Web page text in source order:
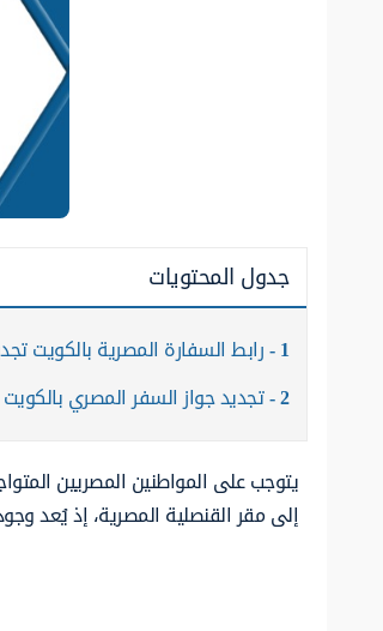
جدول المحتويات
1 رابط السفارة المصرية بالكويت
2 تجديد جواز السفر المصري بالكويت
يتوجب على المواطنين المصريين
إلى مقر القنصلية المصرية، إذ يُعد